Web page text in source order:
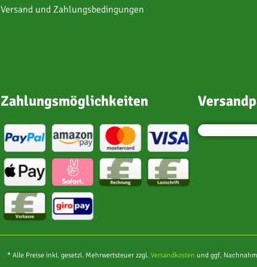
Versand und Zahlungsbedingungen
Zahlungsmöglichkeiten
* Alle Preise inkl. gesetzl. Mehrwertsteuer zzgl. Versandkosten und ggf.